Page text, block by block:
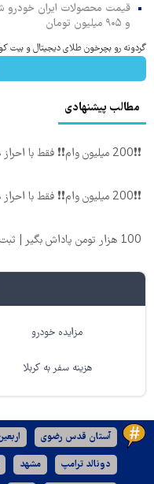
و ۹۰۵ میلیون تومان
گردونه رو بچرخون طلای دیجیتال و بیت
مطالب پیشنهادی
❗❗200 میلیون وام❗❗ فقط با احراز هویت
❗❗200 میلیون وام❗❗ فقط با احراز هویت در آبان تتر
100 هزار تومن پاداش بگیر | ثبت نام کن
مزایده خودرو
هزینه سفر به کربلا
آستان قدس رضوی
دونالد ترامپ مشهد